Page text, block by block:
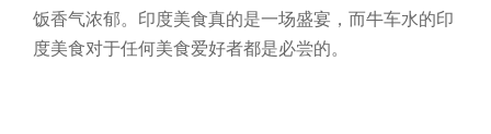
饭香气浓郁。印度美食真的是一场盛宴，而牛车水的印
度美食对于任何美食爱好者都是必尝的。